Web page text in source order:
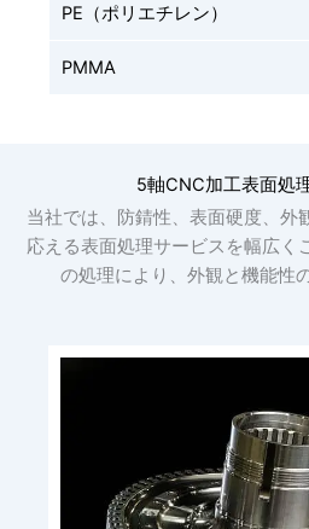
PE（ポリエチレン）
PMMA
5軸CNC加工表面処
当社では、防錆性、表面硬度、外
応える表面処理サービスを幅広く
の処理により、外観と機能性